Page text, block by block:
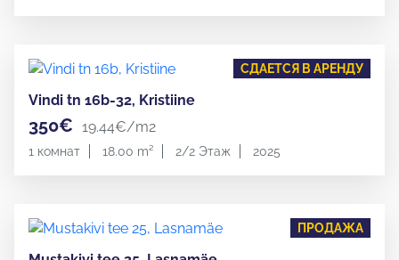
СДАЕТСЯ В АРЕНДУ
Vindi tn 16b-32, Kristiine
350€ 19.44€/m2
1 комнат 18.00 m² 2/2 Этаж 2025
ПРОДАЖА